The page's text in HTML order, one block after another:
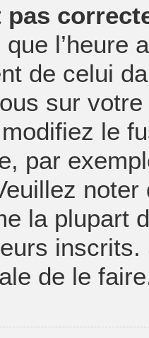
pas
l’heure
de celui
sur
le
par
la plupart
de le